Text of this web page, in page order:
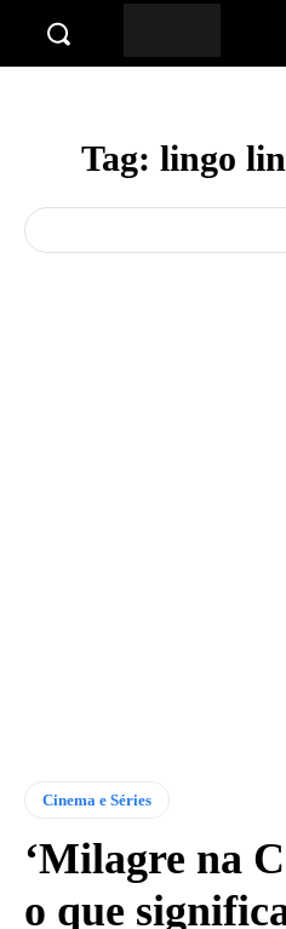
Tag: lingo
Cinema e Séries
‘Milagre na
o que